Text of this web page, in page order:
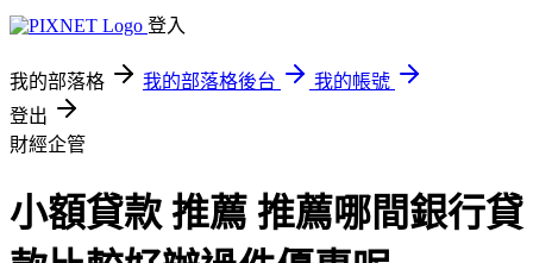
登入
我的部落格 我的部落格後台
我的帳號
登出
財經企管
小額貸款 推薦 推薦哪間銀行貸